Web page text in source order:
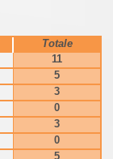
Totale
11
5
3
0
3
0